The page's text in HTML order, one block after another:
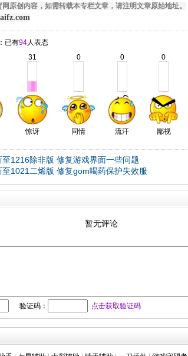
网原创内容，如需转载本专栏文章，请注明文章原始地址。
已有94人表态
31
惊讶
0
同情
0
流汗
0
鄙视
1216除非版 修复游戏界面一些问题
1021二烯版 修复gom喝药保护失效服
暂无评论
验证码： 点击获取验证码